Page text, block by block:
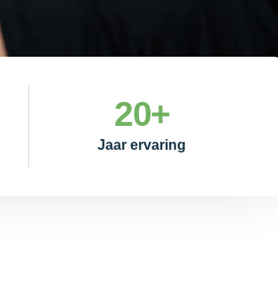
Jaar ervaring
20+